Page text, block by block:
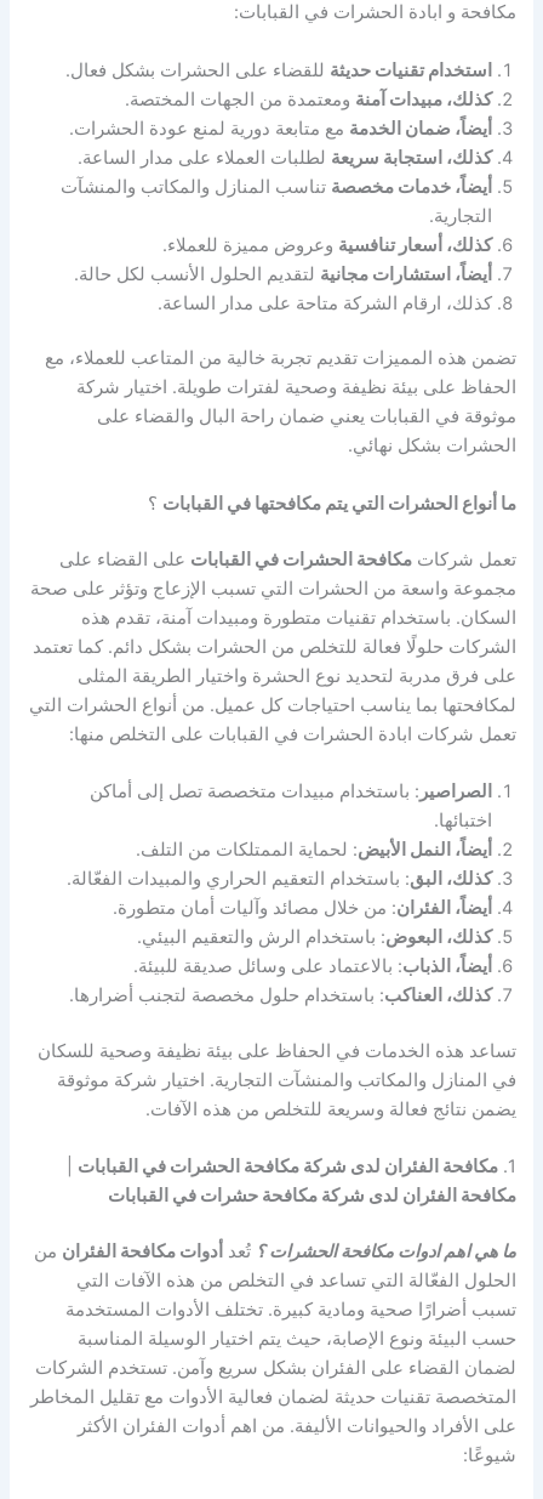
مكافحة و ابادة الحشرات في القبابات:
استخدام تقنيات حديثة للقضاء على الحشرات بشكل فعال.
كذلك، مبيدات آمنة ومعتمدة من الجهات المختصة.
أيضاً، ضمان الخدمة مع متابعة دورية لمنع عودة الحشرات.
كذلك، استجابة سريعة لطلبات العملاء على مدار الساعة.
أيضاً، خدمات مخصصة تناسب المنازل والمكاتب والمنشآت
التجارية.
كذلك، أسعار تنافسية وعروض مميزة للعملاء.
أيضاً، استشارات مجانية لتقديم الحلول الأنسب لكل حالة.
كذلك، ارقام الشركة متاحة على مدار الساعة.
تضمن هذه المميزات تقديم تجربة خالية من المتاعب للعملاء، مع
الحفاظ على بيئة نظيفة وصحية لفترات طويلة. اختيار شركة
موثوقة في القبابات يعني ضمان راحة البال والقضاء على
الحشرات بشكل نهائي.
ما أنواع الحشرات التي يتم مكافحتها في القبابات ؟
تعمل شركاتمكافحة الحشرات في القبابات على القضاء على
مجموعة واسعة من الحشرات التي تسبب الإزعاج وتؤثر على صحة
السكان. باستخدام تقنيات متطورة ومبيدات آمنة، تقدم هذه
الشركات حلولًا فعالة للتخلص من الحشرات بشكل دائم. كما تعتمد
على فرق مدربة لتحديد نوع الحشرة واختيار الطريقة المثلى
لمكافحتها بما يناسب احتياجات كل عميل. من أنواع الحشرات التي
تعمل شركات ابادة الحشرات في القبابات على التخلص منها:
الصراصير : باستخدام مبيدات متخصصة تصل إلى أماكن
اختبائها.
أيضاً، النمل الأبيض: لحماية الممتلكات من التلف.
كذلك، البق: باستخدام التعقيم الحراري والمبيدات الفعّالة.
أيضاً، الفئران: من خلال مصائد وآليات أمان متطورة.
كذلك، البعوض: باستخدام الرش والتعقيم البيئي.
أيضاً، الذباب: بالاعتماد على وسائل صديقة للبيئة.
كذلك، العناكب: باستخدام حلول مخصصة لتجنب أضرارها.
تساعد هذه الخدمات في الحفاظ على بيئة نظيفة وصحية للسكان
في المنازل والمكاتب والمنشآت التجارية. اختيار شركة موثوقة
يضمن نتائج فعالة وسريعة للتخلص من هذه الآفات.
1. مكافحة الفئران لدى شركة مكافحة الحشرات في القبابات
مكافحة الفئران لدى شركة مكافحة حشرات في القبابات
ما هي اهم ادوات مكافحة الحشرات ؟ تُعد أدوات مكافحة الفئران من
الحلول الفعّالة التي تساعد في التخلص من هذه الآفات التي
تسبب أضرارًا صحية ومادية كبيرة. تختلف الأدوات المستخدمة
حسب البيئة ونوع الإصابة، حيث يتم اختيار الوسيلة المناسبة
لضمان القضاء على الفئران بشكل سريع وآمن. تستخدم الشركات
المتخصصة تقنيات حديثة لضمان فعالية الأدوات مع تقليل المخاطر
على الأفراد والحيوانات الأليفة. من اهم أدوات الفئران الأكثر
شيوعًا: